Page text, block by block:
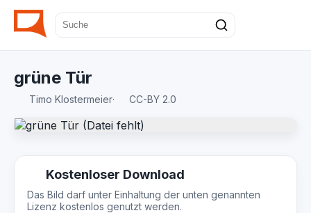
grüne Tür
Timo Klostermeier· CC-BY 2.0
Kostenloser Download
Das Bild darf unter Einhaltung der unten genannten
Lizenz kostenlos genutzt werden.